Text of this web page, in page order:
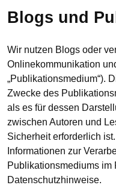
Blogs und
Wir nutzen Blogs oder
Onlinekommunikation
„Publikationsmedium“).
Zwecke des
als es für dessen
zwischen Autoren und
Sicherheit erforderlich
Informationen zur
Publikationsmediums im
Datenschutzhinweise.